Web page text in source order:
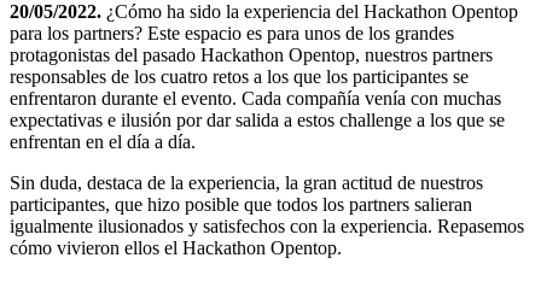
20/05/2022. ¿Cómo ha sido la experiencia del Hackathon Opentop
para los partners? Este espacio es para unos de los grandes
protagonistas del pasado Hackathon Opentop, nuestros partners
responsables de los cuatro retos a los que los participantes se
enfrentaron durante el evento. Cada compañía venía con muchas
expectativas e ilusión por dar salida a estos challenge a los que se
enfrentan en el día a día.
Sin duda, destaca de la experiencia, la gran actitud de nuestros
participantes, que hizo posible que todos los partners salieran
igualmente ilusionados y satisfechos con la experiencia. Repasemos
cómo vivieron ellos el Hackathon Opentop.